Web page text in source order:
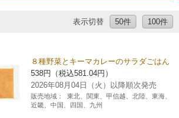
券取り
プ
ディングスの重点課題
募集 物件募集・購入
表示切替 50件 100件
８種野菜とキーマカレーのサラダごはん
538円（税込581.04円）
2026年08月04日（火）以降順次発売
販売地域：
東北、関東、甲信越、北陸、東海、
近畿、中国、四国、九州